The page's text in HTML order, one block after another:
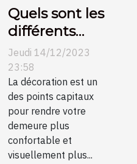
Quels sont les
différents
types de
suspension et
idées pour
améliorer la
décoration de
votre
intérieur ?
Jeudi 14/12/2023
23:58
La décoration est un
des points capitaux
pour rendre votre
demeure plus
confortable et
visuellement plus...